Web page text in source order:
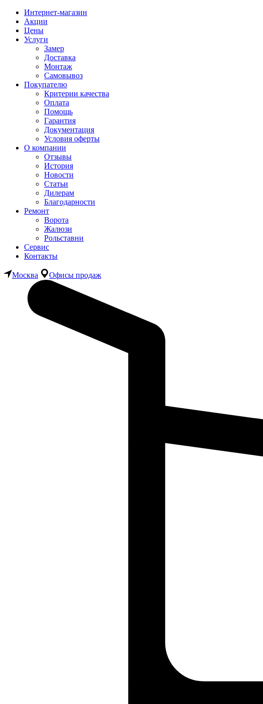
Интернет-магазин
Акции
Цены
Услуги
Замер
Доставка
Монтаж
Самовывоз
Покупателю
Критерии качества
Оплата
Помощь
Гарантия
Документация
Условия оферты
О компании
Отзывы
История
Новости
Статьи
Дилерам
Благодарности
Ремонт
Ворота
Жалюзи
Рольставни
Сервис
Контакты
Москва Офисы продаж